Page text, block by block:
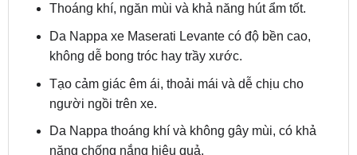
Thoáng khí, ngăn mùi và khả năng hút ẩm tốt.
Da Nappa xe Maserati Levante có độ bền cao,
không dễ bong tróc hay trầy xước.
Tạo cảm giác êm ái, thoải mái và dễ chịu cho
người ngồi trên xe.
Da Nappa thoáng khí và không gây mùi, có khả
năng chống nắng hiệu quả.